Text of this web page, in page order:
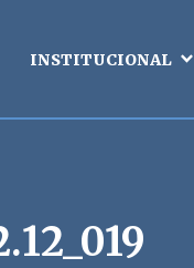
INSTITUCIONAL